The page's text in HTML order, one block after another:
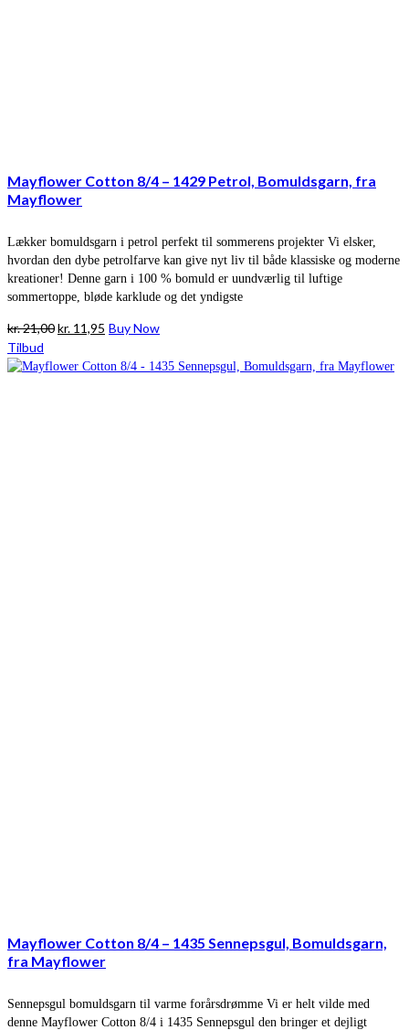
Mayflower Cotton 8/4 – 1429 Petrol, Bomuldsgarn, fra
Mayflower
Lækker bomuldsgarn i petrol perfekt til sommerens projekter Vi elsker,
hvordan den dybe petrolfarve kan give nyt liv til både klassiske og moderne
kreationer! Denne garn i 100 % bomuld er uundværlig til luftige
sommertoppe, bløde karklude og det yndigste
kr.21,00Den
pris
kr. 11,95 Den
pris
Buy Now
Tilbud
Mayflower Cotton 8/4 – 1435 Sennepsgul, Bomuldsgarn,
fra Mayflower
Sennepsgul bomuldsgarn til varme forårsdrømme Vi er helt vilde med
denne Mayflower Cotton 8/4 i 1435 Sennepsgul den bringer et dejligt